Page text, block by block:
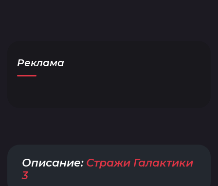
Реклама
Описание: Стражи Галактики
3